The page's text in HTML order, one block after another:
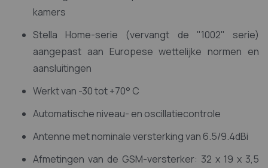
kamers
Stella Home-serie (vervangt de "1002" serie)
aangepast aan Europese wettelijke normen en
aansluitingen
Werkt van -30 tot +70° C
Automatische niveau- en oscillatiecontrole
Antenne met nominale versterking van 6.5/9.4dBi
Afmetingen van de GSM-versterker: 32 x 19 x 3,5